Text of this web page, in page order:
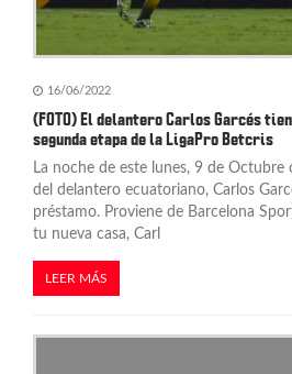
16/06/2022
(FOTO) El delantero Carlos Garcés
segunda etapa de la LigaPro Betcris
La noche de este lunes, 9 de
del delantero ecuatoriano, Carlos
préstamo. Proviene de Barcelona
tu nueva casa, Carl
LEER MÁS